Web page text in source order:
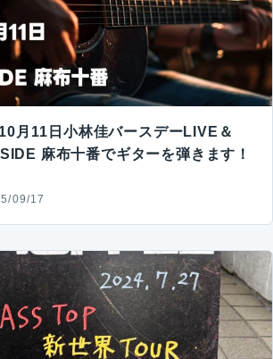
月11日小林佳バースデーLIVE＆
麻布十番でギターを弾きます！
09/17